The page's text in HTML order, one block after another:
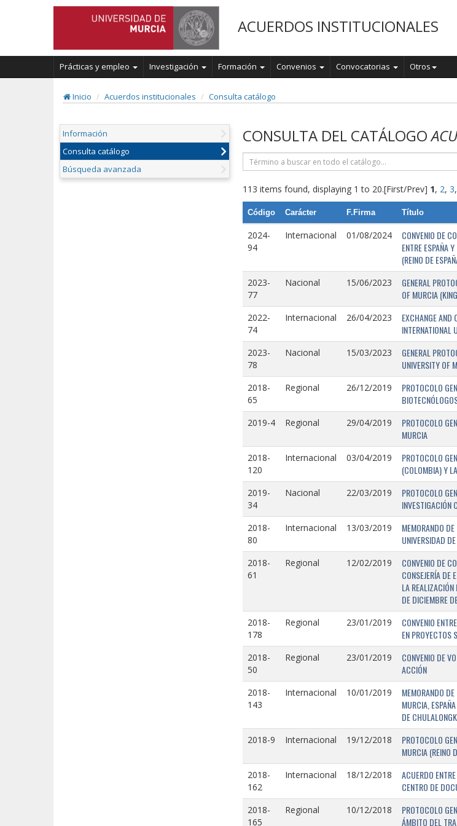
ACUERDOS INSTITUCIONALES
Prácticas y empleo Investigación Formación Convenios Convocatorias Otros
Inicio Acuerdos institucionales Consulta catálogo
Información
Consulta catálogo
Búsqueda avanzada
CONSULTA DEL CATÁLOGO
113 items found, displaying 1 to 20.[First/Prev] 1, 2, 3,
Código Carácter F.Firma Título
2024-
94
Internacional 01/08/2024
CONVENIO DE
ENTRE ESPAÑA
(REINO DE
2023-
77
Nacional 15/06/2023
GENERAL
OF MURCIA
2022-
74
Internacional 26/04/2023
EXCHANGE AND
INTERNATIONAL
2023-
78
Nacional 15/03/2023
GENERAL
UNIVERSITY OF
2018-
65
Regional 26/12/2019
PROTOCOLO
2019-4 Regional 29/04/2019
PROTOCOLO
MURCIA
2018-
120
Internacional 03/04/2019
PROTOCOLO
(COLOMBIA) Y
2019-
34
Nacional 22/03/2019
PROTOCOLO
INVESTIGACIÓN
2018-
80
Internacional 13/03/2019
MEMORANDO
UNIVERSIDAD
2018-
61
Regional 12/02/2019
CONVENIO DE
CONSEJERÍA DE
LA
DE DICIEMBRE
2018-
178
Regional 23/01/2019
CONVENIO
EN PROYECTOS
2018-
50
Regional 23/01/2019
CONVENIO DE
ACCIÓN
2018-
143
Internacional 10/01/2019
MEMORANDO
MURCIA,
DE
2018-9 Internacional 19/12/2018
PROTOCOLO
MURCIA (REINO
2018-
162
Internacional 18/12/2018
ACUERDO
CENTRO DE
2018-
165
Regional 10/12/2018
PROTOCOLO
ÁMBITO DEL